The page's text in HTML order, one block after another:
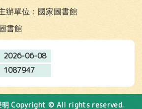
辦單位：國家圖書館
書館
2026-06-08
1087947
Copyright © All rights reserved.